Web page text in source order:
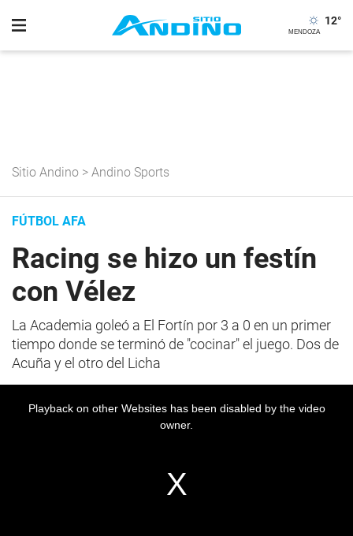
12°
Sitio Andino > Andino Sports
FÚTBOL AFA
Racing se hizo un festín
con Vélez
La Academia goleó a El Fortín por 3 a 0 en un primer
tiempo donde se terminó de "cocinar" el juego. Dos de
Acuña y el otro del Licha
Playback on other Websites has been disabled by the video
owner.